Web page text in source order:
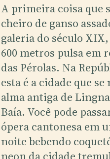
A primeira coisa que
cheiro de ganso
galeria do século
600 metros pulsa em
das Pérolas. Na
esta é a cidade que
alma antiga de
Baía. Você pode
ópera cantonesa em
noite bebendo
neon da cidade